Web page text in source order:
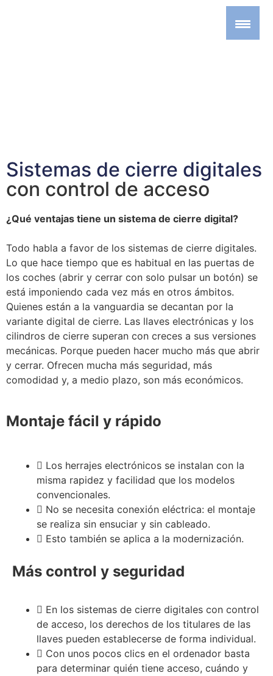
Sistemas de cierre digitales
con control de acceso
¿Qué ventajas tiene un sistema de cierre digital?
Todo habla a favor de los sistemas de cierre digitales.
Lo que hace tiempo que es habitual en las puertas de
los coches (abrir y cerrar con solo pulsar un botón) se
está imponiendo cada vez más en otros ámbitos.
Quienes están a la vanguardia se decantan por la
variante digital de cierre. Las llaves electrónicas y los
cilindros de cierre superan con creces a sus versiones
mecánicas. Porque pueden hacer mucho más que abrir
y cerrar. Ofrecen mucha más seguridad, más
comodidad y, a medio plazo, son más económicos.
Montaje fácil y rápido
Los herrajes electrónicos se instalan con la
misma rapidez y facilidad que los modelos
convencionales.
No se necesita conexión eléctrica: el montaje
se realiza sin ensuciar y sin cableado.
Esto también se aplica a la modernización.
Más control y seguridad
En los sistemas de cierre digitales con control
de acceso, los derechos de los titulares de las
llaves pueden establecerse de forma individual.
Con unos pocos clics en el ordenador basta
para determinar quién tiene acceso, cuándo y